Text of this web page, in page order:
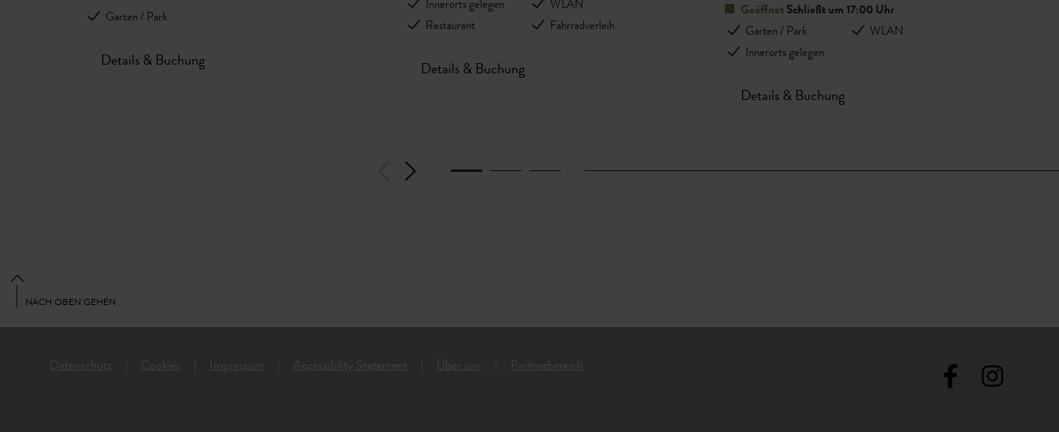
Garten / Park
Details & Buchung
Innerorts gelegen
WLAN
Restaurant
Fahrradverleih
Details & Buchung
GeöffnetSchließt um 17:00 Uhr
Garten / Park
WLAN
Innerorts gelegen
Details & Buchung
Datenschutz Cookies Impressum Accessibility Statement Über uns Partnerbereich
NACH OBEN GEHEN